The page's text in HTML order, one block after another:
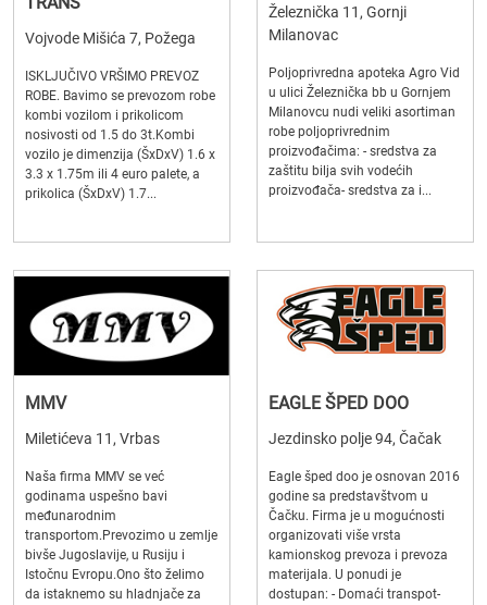
Vojvode Mišića 7, Požega
ISKLJUČIVO VRŠIMO PREVOZ
ROBE. Bavimo se prevozom robe
kombi vozilom i prikolicom
nosivosti od 1.5 do 3t.Kombi
vozilo je dimenzija (ŠxDxV) 1.6 x
3.3 x 1.75m ili 4 euro palete, a
prikolica (ŠxDxV) 1.7...
Železnička 11, Gornji
Milanovac
Poljoprivredna apoteka Agro Vid
u ulici Železnička bb u Gornjem
Milanovcu nudi veliki asortiman
robe poljoprivrednim
proizvođačima: - sredstva za
zaštitu bilja svih vodećih
proizvođača- sredstva za i...
MMV
Miletićeva 11, Vrbas
Naša firma MMV se već
godinama uspešno bavi
međunarodnim
transportom.Prevozimo u zemlje
bivše Jugoslavije, u Rusiju i
Istočnu Evropu.Ono što želimo
da istaknemo su hladnjače za
EAGLE ŠPED DOO
Jezdinsko polje 94, Čačak
Eagle šped doo je osnovan 2016
godine sa predstavštvom u
Čačku. Firma je u mogućnosti
organizovati više vrsta
kamionskog prevoza i prevoza
materijala. U ponudi je
dostupan: - Domaći transpot-